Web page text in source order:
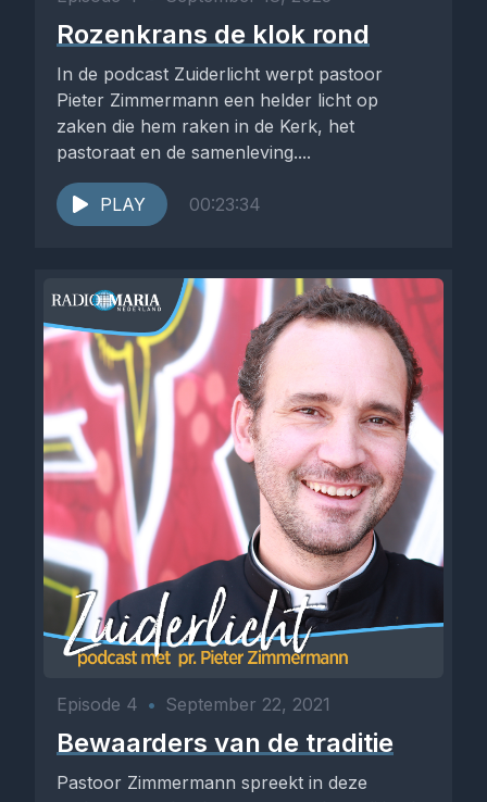
Rozenkrans de klok rond
In de podcast Zuiderlicht werpt pastoor
Pieter Zimmermann een helder licht op
zaken die hem raken in de Kerk, het
pastoraat en de samenleving....
PLAY 00:23:34
Episode 4 • September 22, 2021
Bewaarders van de traditie
Pastoor Zimmermann spreekt in deze